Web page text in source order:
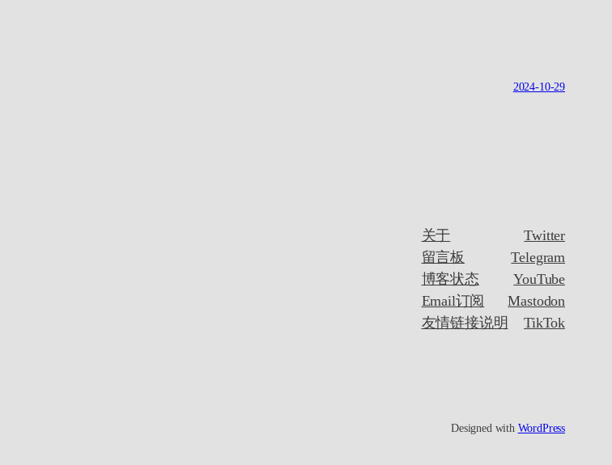
2024-10-29
关于
留言板
博客状态
Email订阅
友情链接说明
Twitter
Telegram
YouTube
Mastodon
TikTok
Designed with WordPress